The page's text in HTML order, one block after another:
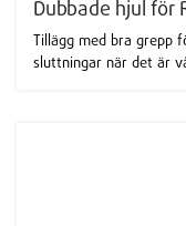
Dubbade hjul för
Tillägg med bra grepp
sluttningar när det är